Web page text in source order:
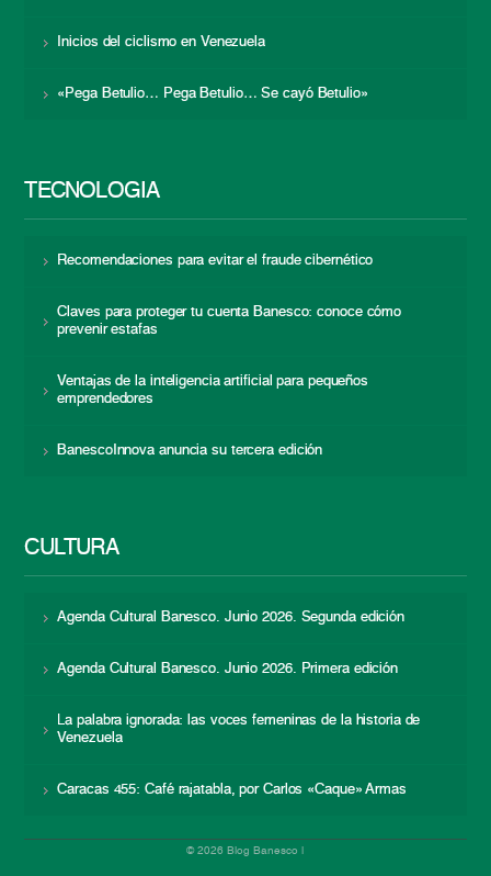
Inicios del ciclismo en Venezuela
«Pega Betulio… Pega Betulio… Se cayó Betulio»
TECNOLOGÍA
Recomendaciones para evitar el fraude cibernético
Claves para proteger tu cuenta Banesco: conoce cómo
prevenir estafas
Ventajas de la inteligencia artificial para pequeños
emprendedores
BanescoInnova anuncia su tercera edición
CULTURA
Agenda Cultural Banesco. Junio 2026. Segunda edición
Agenda Cultural Banesco. Junio 2026. Primera edición
La palabra ignorada: las voces femeninas de la historia de
Venezuela
Caracas 455: Café rajatabla, por Carlos «Caque» Armas
© 2026 Blog Banesco |